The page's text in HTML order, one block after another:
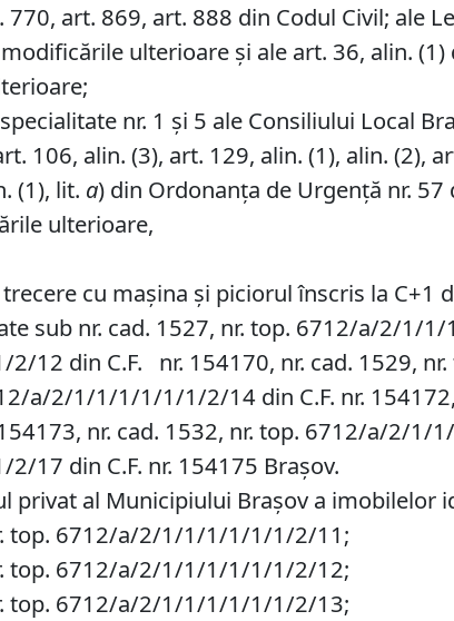
art. 869, art. 888 din Codul Civil; ale
ulterioare și ale art. 36, alin.
nr. 1 și 5 ale Consiliului Local
106, alin. (3), art. 129, alin. (1), alin. (2),
(1), lit. a) din Ordonanța de Urgență nr.
ulterioare,
cu mașina și piciorul înscris la C+1
sub nr. cad. 1527, nr. top. 6712/a/2/1/
12 din C.F. nr. 154170, nr. cad. 1529,
a/2/1/1/1/1/1/1/2/14 din C.F. nr.
nr. cad. 1532, nr. top. 6712/a/2/1/
17 din C.F. nr. 154175 Brașov.
privat al Municipiului Brașov a imobilelor
top. 6712/a/2/1/1/1/1/1/1/2/11;
top. 6712/a/2/1/1/1/1/1/1/2/12;
top. 6712/a/2/1/1/1/1/1/1/2/13;